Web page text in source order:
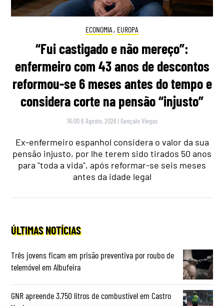
ECONOMIA , EUROPA
“Fui castigado e não mereço”:
enfermeiro com 43 anos de descontos
reformou-se 6 meses antes do tempo e
considera corte na pensão “injusto”
16:00 6 Agosto, 2026 | Gonçalo Viegas
Ex-enfermeiro espanhol considera o valor da sua
pensão injusto, por lhe terem sido tirados 50 anos
para "toda a vida", após reformar-se seis meses
antes da idade legal
ÚLTIMAS NOTÍCIAS
Três jovens ficam em prisão preventiva por roubo de
telemóvel em Albufeira
GNR apreende 3.750 litros de combustível em Castro